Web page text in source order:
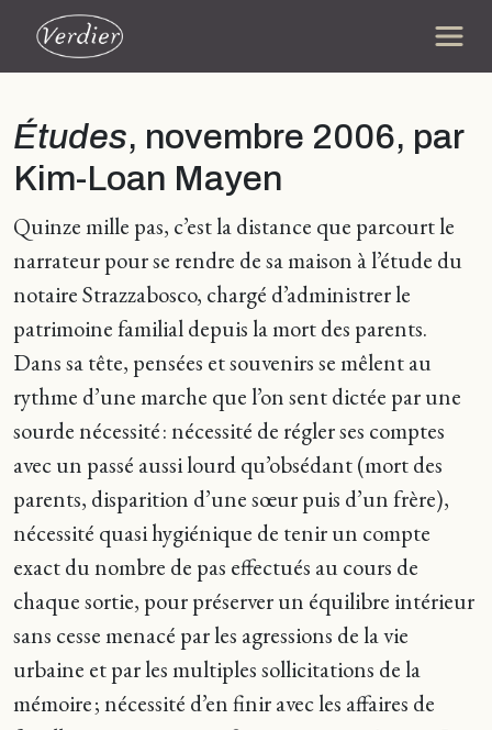
Études, novembre 2006, par
Kim-Loan Mayen
Quinze mille pas, c’est la distance que parcourt le
narrateur pour se rendre de sa maison à l’étude du
notaire Strazzabosco, chargé d’administrer le
patrimoine familial depuis la mort des parents.
Dans sa tête, pensées et souvenirs se mêlent au
rythme d’une marche que l’on sent dictée par une
sourde nécessité : nécessité de régler ses comptes
avec un passé aussi lourd qu’obsédant (mort des
parents, disparition d’une sœur puis d’un frère),
nécessité quasi hygiénique de tenir un compte
exact du nombre de pas effectués au cours de
chaque sortie, pour préserver un équilibre intérieur
sans cesse menacé par les agressions de la vie
urbaine et par les multiples sollicitations de la
mémoire ; nécessité d’en finir avec les affaires de